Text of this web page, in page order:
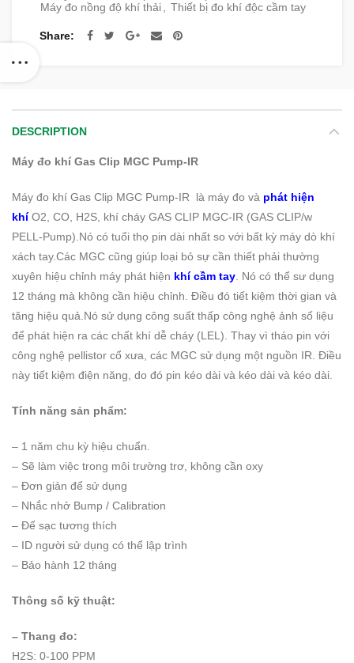
Máy đo nồng độ khí thải
Thiết bị đo khí độc cầm tay
Share
DESCRIPTION
Máy đo khí Gas Clip MGC Pump-IR
Máy đo khí Gas Clip MGC Pump-IR là máy đo và phát hiện
khíO2, CO, H2S, khí cháy GAS CLIP MGC-IR (GAS CLIP/w
PELL-Pump).Nó có tuổi thọ pin dài nhất so với bất kỳ máy dò khí
xách tay.Các MGC cũng giúp loại bỏ sự cần thiết phải thường
xuyên hiệu chỉnh máy phát hiện khí cầm tay . Nó có thể sư dụng
12 tháng mà không cần hiệu chỉnh. Điều đó tiết kiệm thời gian và
tăng hiệu quả.Nó sử dụng công suất thấp công nghệ ảnh số liệu
để phát hiện ra các chất khí dễ cháy (LEL). Thay vì tháo pin với
công nghệ pellistor cổ xưa, các MGC sử dụng một nguồn IR. Điều
này tiết kiệm điện năng, do đó pin kéo dài và kéo dài và kéo dài.
Tính năng sản phẩm:
– 1 năm chu kỳ hiệu chuẩn.
– Sẽ làm việc trong môi trường trơ, không cần oxy
– Đơn giản để sử dụng
– Nhắc nhở Bump / Calibration
– Đế sạc tương thích
– ID người sử dụng có thể lập trình
– Bảo hành 12 tháng
Thông số kỹ thuật:
– Thang đo:
H2S: 0-100 PPM